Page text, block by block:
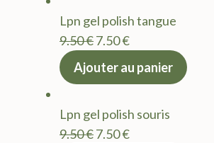
9.50 €.7.50 €.
Lpn gel polish tangue
9.50€Le
prix
9.50 €.
7.50€Le
actuel
7.50 €.
Ajouter au panier
Lpn gel polish souris
9.50€Le
7.50€Le